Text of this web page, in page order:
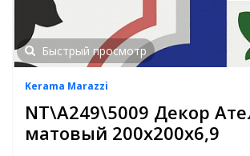
Быстрый просмотр
Kerama Marazzi
NT\A249\5009 Декор
матовый 200х200х6,9